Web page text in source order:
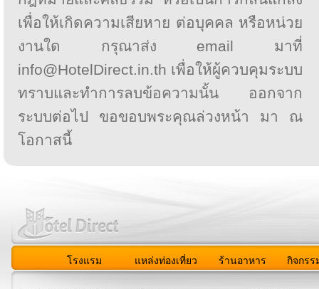
เพื่อให้เกิดความเสียหาย ต่อบุคคล หรือหน่วย
งานใด กรุณาส่ง email มาที่
info@HotelDirect.in.th เพื่อให้ผู้ควบคุมระบบ
ทราบและทำการลบข้อความนั้น ออกจาก
ระบบต่อไป ขอขอบพระคุณล่วงหน้า มา ณ
โอกาสนี้
โรงแรม แหล่งท่องเที่ยว ร้านอาหาร กิจกรร